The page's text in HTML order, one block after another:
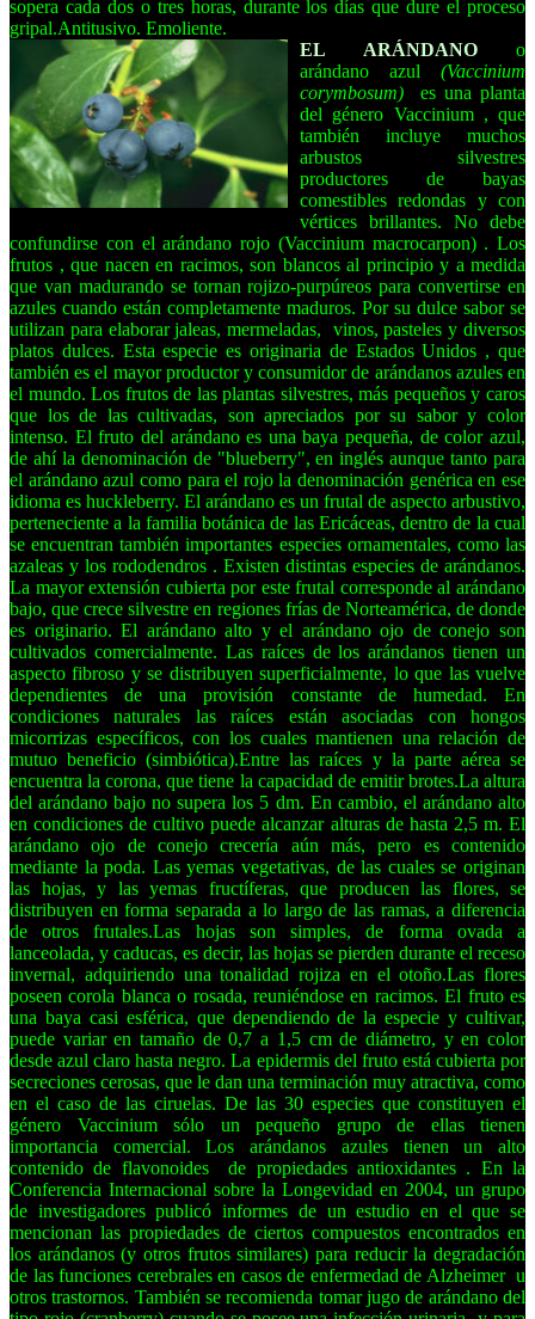
sopera cada dos o tres horas, durante los días que dure el proceso
gripal.Antitusivo. Emoliente.
EL ARÁNDANO o
arándano azul (Vaccinium
corymbosum)
es una planta
del género Vaccinium , que
también incluye muchos
arbustos silvestres
productores de bayas
comestibles redondas y con
vértices brillantes. No debe
confundirse con el arándano rojo (Vaccinium macrocarpon) . Los
frutos , que nacen en racimos, son blancos al principio y a medida
que van madurando se tornan rojizo-purpúreos para convertirse en
azules cuando están completamente maduros. Por su dulce sabor se
utilizan para elaborar jaleas, mermeladas, vinos, pasteles y diversos
platos dulces. Esta especie es originaria de Estados Unidos , que
también es el mayor productor y consumidor de arándanos azules en
el mundo. Los frutos de las plantas silvestres, más pequeños y caros
que los de las cultivadas, son apreciados por su sabor y color
intenso. El fruto del arándano es una baya pequeña, de color azul,
de ahí la denominación de "blueberry", en inglés aunque tanto para
el arándano azul como para el rojo la denominación genérica en ese
idioma es huckleberry. El arándano es un frutal de aspecto arbustivo,
perteneciente a la familia botánica de las Ericáceas, dentro de la cual
se encuentran también importantes especies ornamentales, como las
azaleas y los rododendros . Existen distintas especies de arándanos.
La mayor extensión cubierta por este frutal corresponde al arándano
bajo, que crece silvestre en regiones frías de Norteamérica, de donde
es originario. El arándano alto y el arándano ojo de conejo son
cultivados comercialmente. Las raíces de los arándanos tienen un
aspecto fibroso y se distribuyen superficialmente, lo que las vuelve
dependientes de una provisión constante de humedad. En
condiciones naturales las raíces están asociadas con hongos
micorrizas específicos, con los cuales mantienen una relación de
mutuo beneficio (simbiótica).Entre las raíces y la parte aérea se
encuentra la corona, que tiene la capacidad de emitir brotes.La altura
del arándano bajo no supera los 5 dm. En cambio, el arándano alto
en condiciones de cultivo puede alcanzar alturas de hasta 2,5 m. El
arándano ojo de conejo crecería aún más, pero es contenido
mediante la poda. Las yemas vegetativas, de las cuales se originan
las hojas, y las yemas fructíferas, que producen las flores, se
distribuyen en forma separada a lo largo de las ramas, a diferencia
de otros frutales.Las hojas son simples, de forma ovada a
lanceolada, y caducas, es decir, las hojas se pierden durante el receso
invernal, adquiriendo una tonalidad rojiza en el otoño.Las flores
poseen corola blanca o rosada, reuniéndose en racimos. El fruto es
una baya casi esférica, que dependiendo de la especie y cultivar,
puede variar en tamaño de 0,7 a 1,5 cm de diámetro, y en color
desde azul claro hasta negro. La epidermis del fruto está cubierta por
secreciones cerosas, que le dan una terminación muy atractiva, como
en el caso de las ciruelas. De las 30 especies que constituyen el
género Vaccinium sólo un pequeño grupo de ellas tienen
importancia comercial. Los arándanos azules tienen un alto
contenido de flavonoidesde propiedades antioxidantes . En la
Conferencia Internacional sobre la Longevidad en 2004, un grupo
de investigadores publicó informes de un estudio en el que se
mencionan las propiedades de ciertos compuestos encontrados en
los arándanos (y otros frutos similares) para reducir la degradación
de las funciones cerebrales en casos de enfermedad de Alzheimer u
otros trastornos. También se recomienda tomar jugo de arándano del